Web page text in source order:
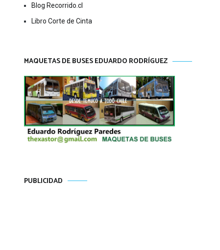
Blog Recorrido.cl
Libro Corte de Cinta
MAQUETAS DE BUSES EDUARDO RODRÍGUEZ
PUBLICIDAD